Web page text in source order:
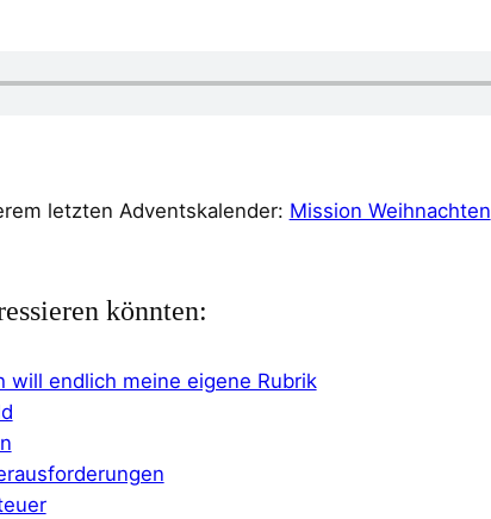
letzten Adventskalender: Mission Weihnachten
könnten:
will endlich meine eigene Rubrik